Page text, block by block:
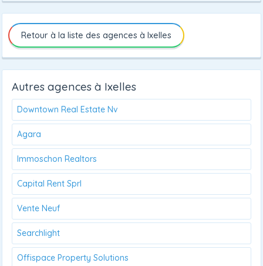
Retour à la liste des agences à Ixelles
Autres agences à Ixelles
Downtown Real Estate Nv
Agara
Immoschon Realtors
Capital Rent Sprl
Vente Neuf
Searchlight
Offispace Property Solutions